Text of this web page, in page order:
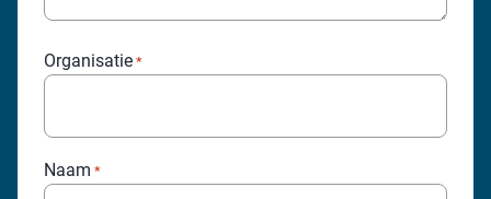
Organisatie *
Naam *